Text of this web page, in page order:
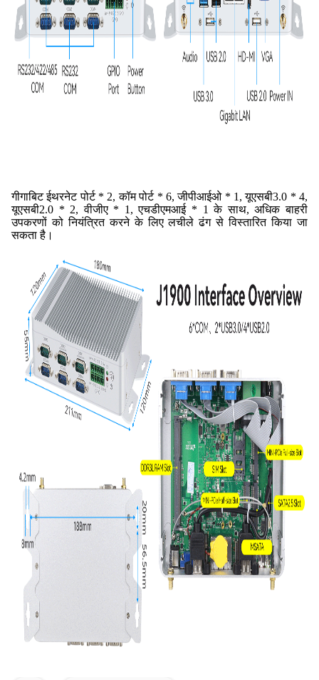
गीगाबिट ईथरनेट पोर्ट * 2, कॉम पोर्ट * 6, जीपीआईओ * 1, यूएसबी3.0 * 4,
यूएसबी2.0 * 2, वीजीए * 1, एचडीएमआई * 1 के साथ, अधिक बाहरी
उपकरणों को नियंत्रित करने के लिए लचीले ढंग से विस्तारित किया जा
सकता है।